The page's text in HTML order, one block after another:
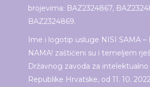
brojevima: BAZ2324867,
BAZ2324869.
Ime i logotip usluge NISI SAMA –
NAMA! zaštićeni su i temeljem
Državnog zavoda za intelektualno
Republike Hrvatske, od 11. 10.